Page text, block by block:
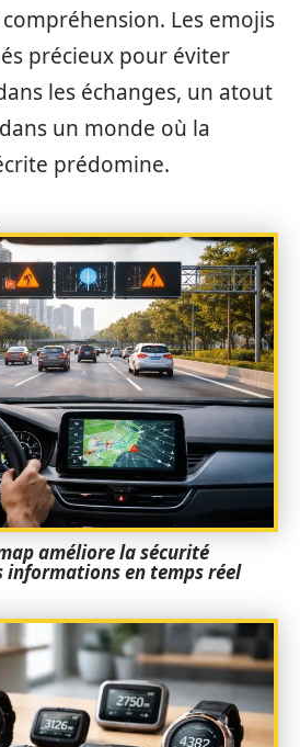
Les emojis
précieux pour éviter
les échanges, un atout
un monde où la
prédomine.
améliore la sécurité
informations en temps réel